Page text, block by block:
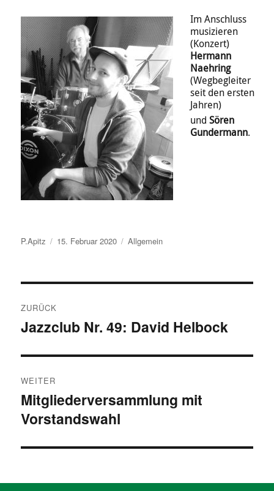
ImAnschluss
musizieren
(Konzert)
Hermann
Naehring
(Wegbegleiter
seit den ersten
Jahren)
undSören
Gundermann.
Autor
P.Apitz
Veröffentlicht
15. Februar 2020 Kategorien
Allgemein
ZURÜCK
Vorheriger
Jazzclub Nr. 49: David Helbock
WEITER
Nächster
Beitrag:
Mitgliederversammlung mit
Vorstandswahl